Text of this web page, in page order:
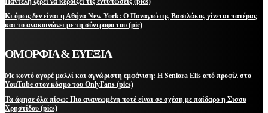
Κι όμως δεν είναι η Αθήνα New York: Ο Παναγιώτης Βασιλάκος γίνεται πατέρας
και το ανακοινώνει με τη σύντροφο του (pic)
ΟΜΟΡΦΙΑ & ΕΥΕΞΙΑ
Με κοντό αγορέ μαλλί και αγνώριστη εμφάνιση: Η Seniora Elis από προφίλ στο
YouTube στον κόσμο του OnlyFans (pics)
Τα άφησε όλα πίσω: Πιο ανανεωμένη ποτέ είναι σε σχέση με παίδαρο η Σισσυ
Χρηστίδου (pics)